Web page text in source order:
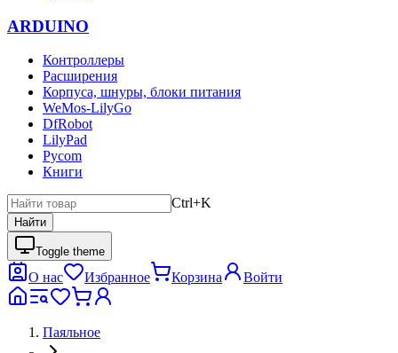
ARDUINO
Контроллеры
Расширения
Корпуса, шнуры, блоки питания
WeMos-LilyGo
DfRobot
LilyPad
Pycom
Книги
Ctrl+K
Найти
Toggle theme
О нас Избранное Корзина Войти
Паяльное